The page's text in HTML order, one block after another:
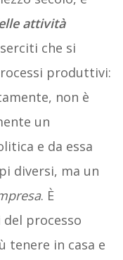
attività
che si
produttivi:
non è
un
e da essa
diversi, ma un
. È
del processo
tenere in casa e